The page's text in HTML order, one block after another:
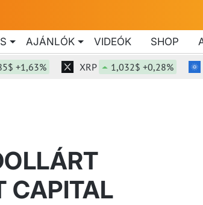
AJÁNLÓK VIDEÓK SHOP
XRP 1,032$ +0,28% ADA
CAPITAL